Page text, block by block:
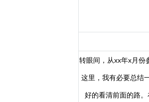
转眼间，从xx年x月份
这里，我有必要总结
好的看清前面的路